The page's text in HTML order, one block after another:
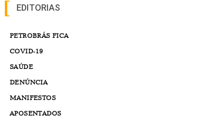
EDITORIAS
PETROBRÁS FICA
COVID-19
SAÚDE
DENÚNCIA
MANIFESTOS
APOSENTADOS